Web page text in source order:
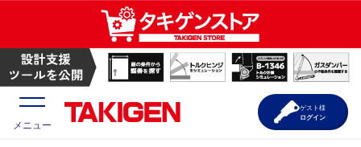
メニュー
ゲスト様
ログイン